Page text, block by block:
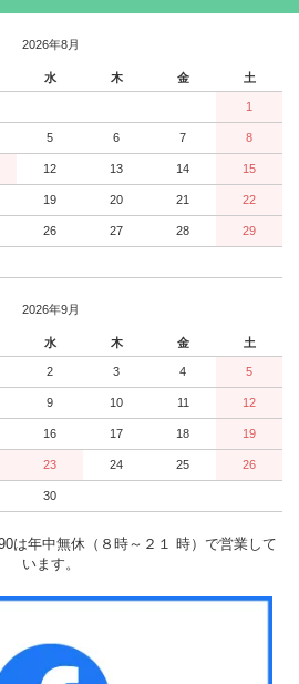
2026年8月
水 木 金 土
1
5 6 7 8
12 13 14 15
19 20 21 22
26 27 28 29
2026年9月
水 木 金 土
2 3 4 5
9 10 11 12
16 17 18 19
23 24 25 26
30
は年中無休（８時～２１ 時）で営業して
います。